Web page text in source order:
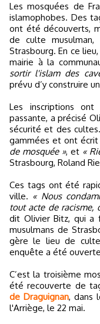
Les mosquées de France sont des cibles faciles pour des
islamophobes. Des
ont été découverts,
de culte
Strasbourg. En ce
mairie à la
sortir l'islam des
prévu d’y construire
Les inscriptions
passante, a précisé
sécurité et des
gammées et ont écrit
de mosquée », et «
Strasbourg, Roland
Ces tags ont été
ville. « Nous
tout acte de racisme,
dit Olivier Bitz, qui a
musulmans de
gère le lieu de
enquête a été
C’est la troisième
été recouverte de
de Draguignan, dans
l'Arriège, le 22 mai.